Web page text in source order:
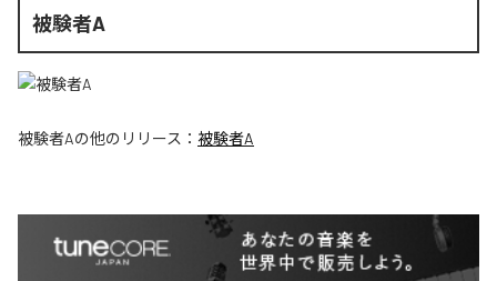
被験者A
被験者Aの他のリリース： 被験者A